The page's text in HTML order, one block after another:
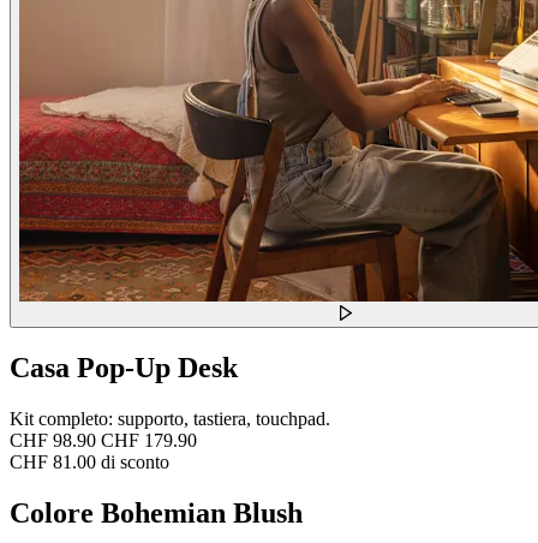
Casa Pop-Up Desk
Kit completo: supporto, tastiera, touchpad.
CHF 98.90 CHF 179.90
CHF 81.00 di sconto
Colore Bohemian Blush